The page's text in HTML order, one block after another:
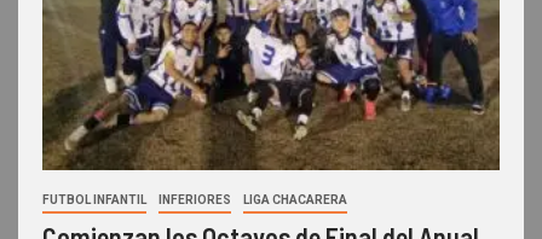
FUTBOL INFANTIL INFERIORES LIGA CHACARERA